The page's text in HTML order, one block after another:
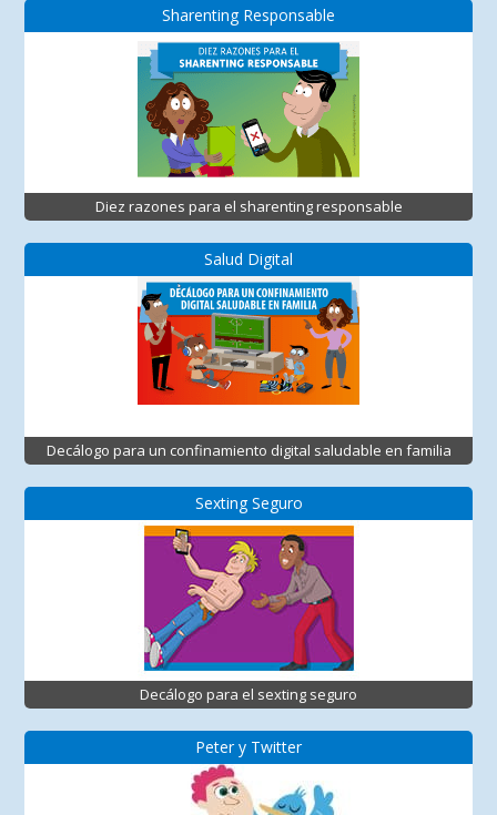
Sharenting Responsable
Diez razones para el sharenting responsable
Salud Digital
Decálogo para un confinamiento digital saludable en familia
Sexting Seguro
Decálogo para el sexting seguro
Peter y Twitter